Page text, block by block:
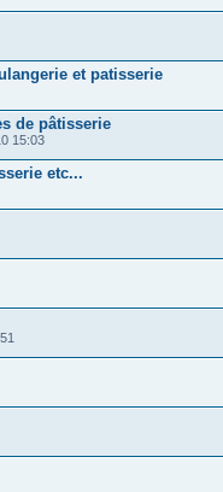
et patisserie
de pâtisserie
15:03
etc...